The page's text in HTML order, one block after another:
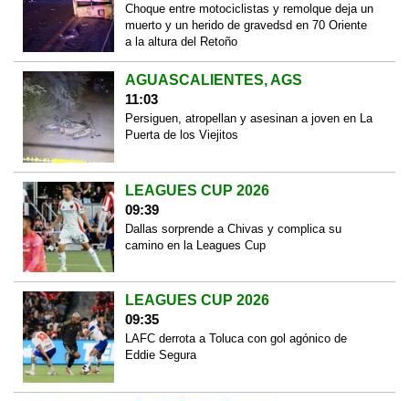
Choque entre motociclistas y remolque deja un
muerto y un herido de gravedsd en 70 Oriente
a la altura del Retoño
AGUASCALIENTES, AGS
11:03
Persiguen, atropellan y asesinan a joven en La
Puerta de los Viejitos
LEAGUES CUP 2026
09:39
Dallas sorprende a Chivas y complica su
camino en la Leagues Cup
LEAGUES CUP 2026
09:35
LAFC derrota a Toluca con gol agónico de
Eddie Segura